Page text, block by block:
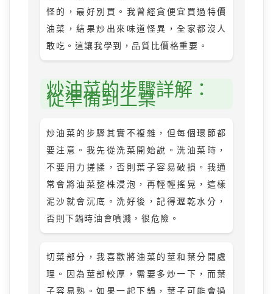
怪的，最好別買。我曾經貪便宜買過特價
油菜，結果炒出來味道怪異，全家都沒人
敢吃。這讓我學到，品質比價格重要。
炒油菜的步驟詳解：
從準備到上桌
炒油菜的步驟其實不複雜，但每個環節都
要注意。我先從洗菜開始說。洗油菜時，
不要用力搓揉，否則葉子容易破損。我通
常會將油菜整株浸泡，再輕輕搖晃，這樣
泥沙就會沉底。洗好後，記得瀝乾水分，
否則下鍋時油會噴濺，很危險。
切菜部分，我喜歡將油菜的莖和葉分開處
理。因為莖部較厚，需要多炒一下，而葉
子容易熟。如果一起下鍋，葉子可能會過